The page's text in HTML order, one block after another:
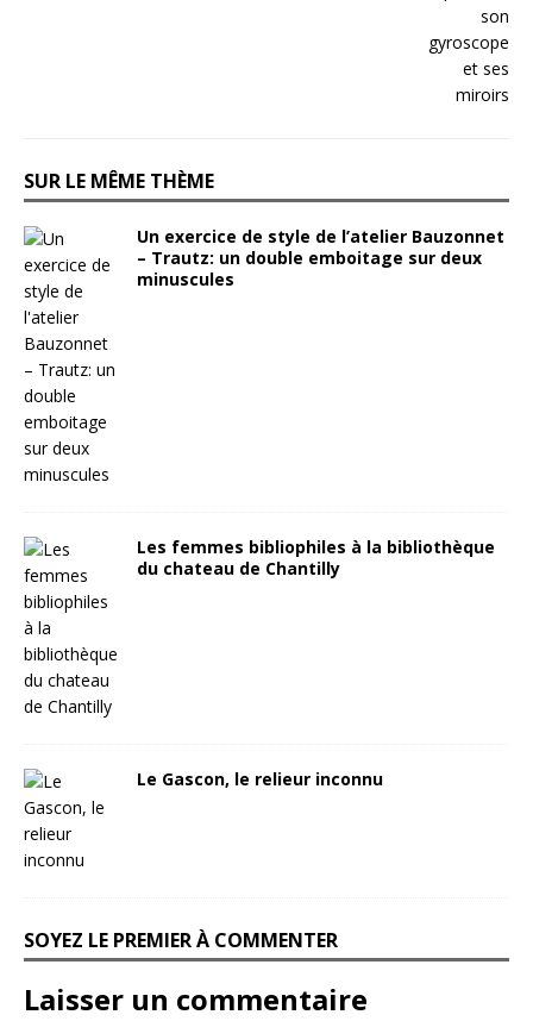
SUR LE MÊME THÈME
Un exercice de style de l’atelier Bauzonnet
– Trautz: un double emboitage sur deux
minuscules
Les femmes bibliophiles à la bibliothèque
du chateau de Chantilly
Le Gascon, le relieur inconnu
SOYEZ LE PREMIER À COMMENTER
Laisser un commentaire